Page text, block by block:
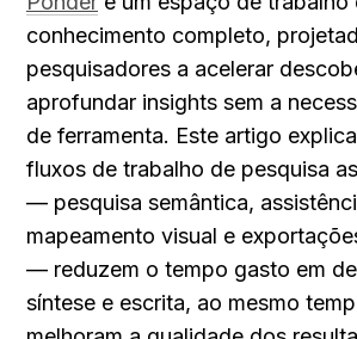
conhecimento completo,
pesquisadores a acelerar
aprofundar insights sem a
de ferramenta. Este artigo
fluxos de trabalho de pesquisa
— pesquisa semântica,
mapeamento visual e
— reduzem o tempo gasto em
síntese e escrita, ao mesmo